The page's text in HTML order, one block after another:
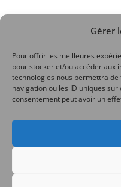
Gérer
Pour offrir les meilleures
pour stocker et/ou accéder aux
technologies nous permettra
navigation ou les ID uniques
consentement peut avoir un